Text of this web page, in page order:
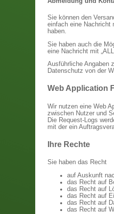
Sie können den
einfach eine Nachricht
haben.
Sie haben auch die
eine Nachricht mit
Ausführliche Angaben
Datenschutz von der
Web Application
Wir nutzen eine Web
zwischen Nutzer und
Die Request-Logs
mit der ein
Ihre Rechte
Sie haben das Recht
auf Auskunft
das Recht auf
das Recht auf
das Recht auf
das Recht auf
das Recht auf